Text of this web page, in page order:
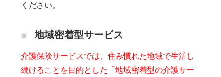
ください。
地域密着型サービス
介護保険サービスでは、住み慣れた地域で生活し
続けることを目的とした「地域密着型の介護サー